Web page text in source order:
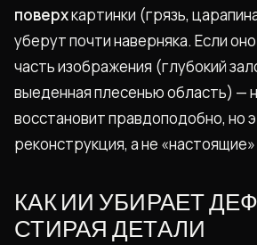
поверхкартинки (грязь,
уберут почти наверняка. Если оно
часть изображения (глубокий
выеденная плесенью область) —
восстановит правдоподобно, но
реконструкция, а не «настоящие»
КАК ИИ УБИРАЕТ
СТИРАЯ ДЕТАЛИ